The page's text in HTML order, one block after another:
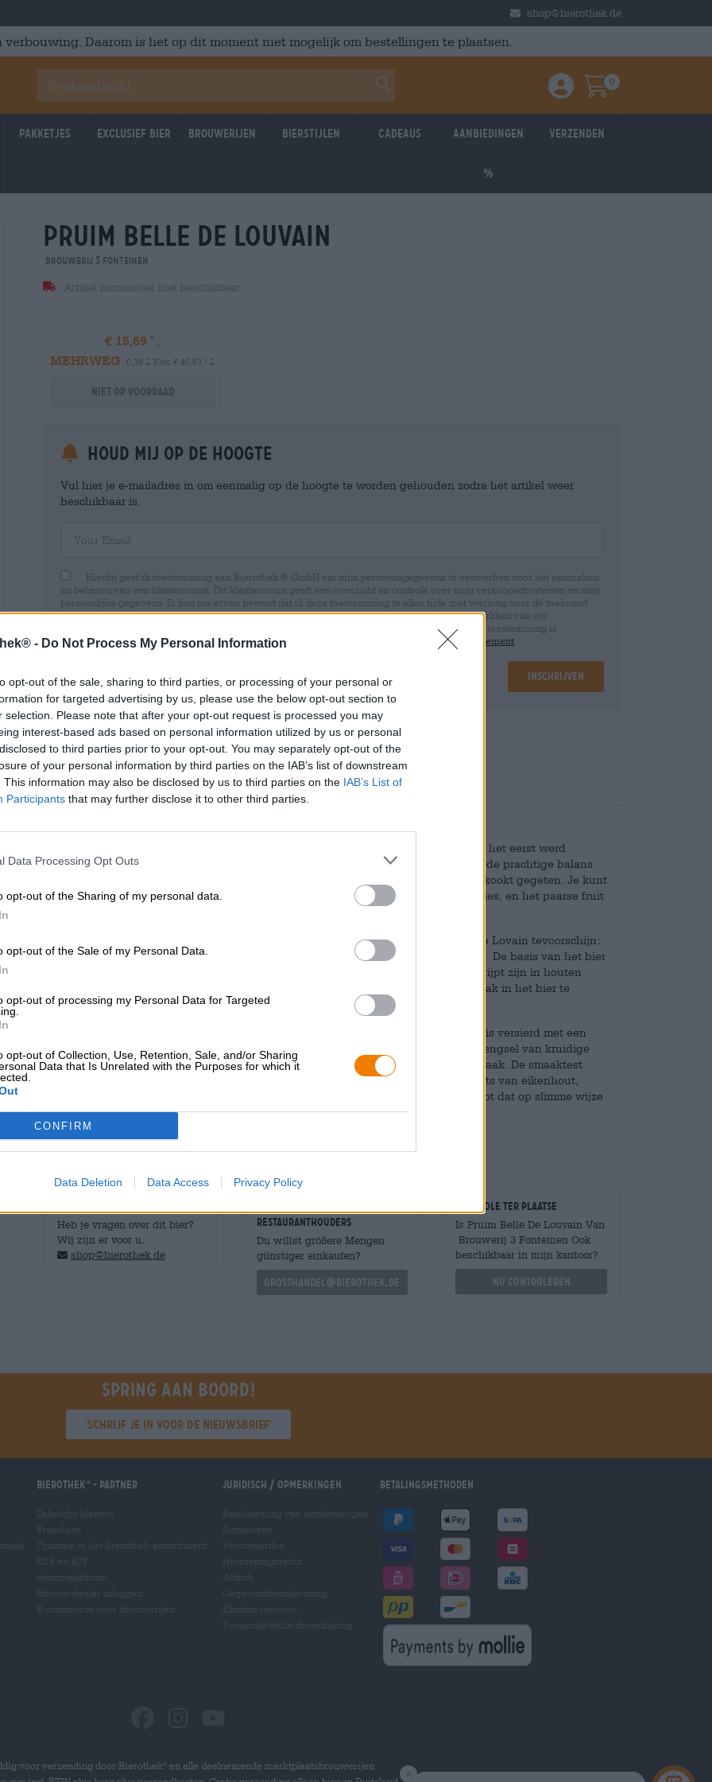
- Do Not Process My Personal Information
opt-out of the sale, sharing to third parties, or processing of your personal or
for targeted advertising by us, please use the below opt-out section to
selection. Please note that after your opt-out request is processed you may
interest-based ads based on personal information utilized by us or personal
to third parties prior to your opt-out. You may separately opt-out of the
of your personal information by third parties on the IAB’s list of downstream
This information may also be disclosed by us to third parties on the IAB’s List of
Participants that may further disclose it to other third parties.
Data Processing Opt Outs
opt-out of the Sharing of my personal data.
opt-out of the Sale of my Personal Data.
opt-out of processing my Personal Data for Targeted
opt-out of Collection, Use, Retention, Sale, and/or Sharing
Data that Is Unrelated with the Purposes for which it
CONFIRM
Data Deletion Data Access Privacy Policy
shop@bierothek.de
Daarom is het op dit moment niet mogelijk om bestellingen te plaatsen.
Einloggen / Anmelden
Warenkorb
0
Pakketjes Exclusief Bier Brouwerijen Bierstijlen Cadeaus Aanbiedingen
%
Verzenden
pruim belle de louvain
Brouwerij 3 Fonteinen
Artikel momenteel niet beschikbaar
€ 15,69
MEHRWEG
0,38 L Fles € 40,63 / L
Niet op voorraad
Houd mij op de hoogte
Vul hier je e-mailadres in om eenmalig op de hoogte te worden gehouden zodra het artikel weer
beschikbaar is.
Hierbij geef ik toestemming aan Bierothek ® GmbH om mijn persoonsgegevens te verwerken voor het aanmaken
en beheren van een klantaccount. Dit klantaccount geeft een overzicht en controle over mijn verkoopactiviteiten en mijn
persoonlijke gegevens. Ik ben me ervan bewust dat ik deze toestemming te allen tijde met werking voor de toekomst
kan intrekken door een e-mail te sturen naar shop@bierothek.de. Wij informeren u dat het intrekken van uw
toestemming geen invloed heeft op de rechtmatigheid van de verwerking die op basis van uw toestemming is
uitgevoerd tot het moment van intrekking. Meer informatie vindt u in onze
data protection statement
Inschrijven
* Prijzen zijn inclusief wettelijke BTW. PlusScheepvaart plusDeponeren
* Prijzen zijn inclusief accijns
Omschrijving Info Beoordelingen (0)
Belle de Lovain is een Belgische pruimensoort die halverwege de 19e eeuw voor het eerst werd
gekweekt in een kwekerij in Leuven. Door het stevige, goudgele vruchtvlees en de prachtige balans
tussen fruitige zuren en zachte zoetheid wordt de pruim vaak zowel rauw als gekookt gegeten. Je kunt
er een voortreffelijke pruimencake van maken met kruimelige, boterachtige brokjes, en het paarse fruit
Uit de steenvruchten tovert de Belgische brouwerij haar populaire Pruim Belle de Lovain tevoorschijn:
een traditionele lambiek die bijna vier maanden op het verse fruit werd bewaard. De basis van het bier
bestaat uit maar liefst dertien brouwsels met verschillende rijpingstijden, die gerijpt zijn in houten
vaten. Per liter werd bijna 400 gram pruimen gebruikt om een maximale fruitsmaak in het bier te
toveren.
3 Fonteinen’s Pruim Belle de Lovain vloeit in oranjegouden koper het glas in en is versierd met een
vluchtig vleugje wit schuim. De geur van rijpe pruimen gaat gepaard met een mengsel van kruidige
gist, donkere druiven en aards hout, waardoor je nieuwsgierig wordt naar de smaak. De smaaktest
onthult een middelzwaar bier met een intens pruimenaroma en harmonieuze hints van eikenhout,
steenfruit, fijne balsamicoazijn, wijngaardperzik en leer. Een uiterst elegant genot dat op slimme wijze
de lichte zuurgraad, fruitige zoetheid en complexiteit in evenwicht brengt.
Heb je vragen over dit bier?
Wij zijn er voor u.
shop@bierothek.de
restauranthouders
Du willst größere Mengen
günstiger einkaufen?
grosshandel@bierothek.de
Controle ter plaatse
Is Pruim Belle De Louvain Van
Brouwerij 3 Fonteinen Ook
beschikbaar in mijn kantoor?
Nu controleren
Spring aan boord!
'Schrijf je in voor de nieuwsbrief'
Bierothek - Partner Juridisch / Opmerkingen Betalingsmethoden
voor verzending door Bierothek
en alle deelnemende marktplaatsbrouwerijen